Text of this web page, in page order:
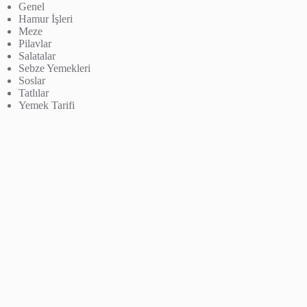
Genel
Hamur İşleri
Meze
Pilavlar
Salatalar
Sebze Yemekleri
Soslar
Tatlılar
Yemek Tarifi